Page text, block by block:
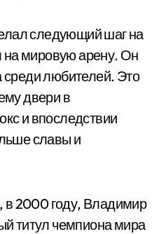
следующий шаг на
на мировую арену. Он
любителей. Это
двери в
и впоследствии
славы и
в 2000 году, Владимир
титул чемпиона мира